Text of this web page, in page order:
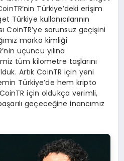
Türkiye’deki erişim
Türkiye kullanıcılarının
CoinTR’ye sorunsuz geçişini
marka kimliği
üçüncü yılına
tüm kilometre taşlarını
Artık CoinTR için yeni
Türkiye’de hem kripto
için oldukça verimli,
geçeceğine inancımız